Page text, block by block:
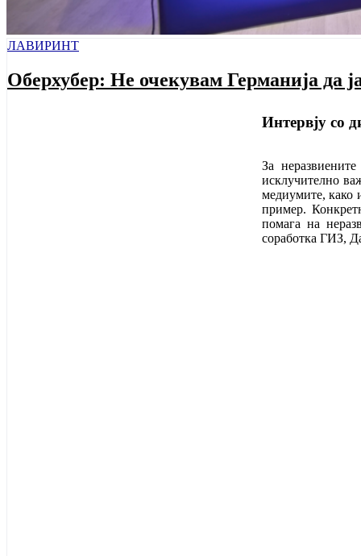
ЛАВИРИНТ
Оберхубер: Не очекувам Германија да
Интервју со
За
исклучително
медиумите, како
пример.
помага на
соработка ГИЗ,